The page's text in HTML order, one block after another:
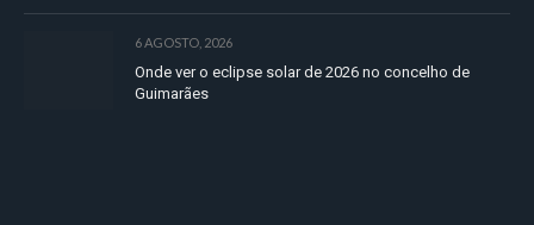
6 AGOSTO, 2026
Onde ver o eclipse solar de 2026 no concelho de
Guimarães